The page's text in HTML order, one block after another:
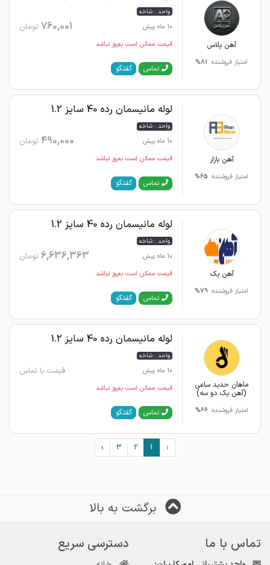
آهن پلاس
امتیاز فروشنده: 81%
واحد : شاخه
10 ماه پیش
760,001 تومان
قیمت ممکن است به‌روز نباشد
تماس گفتگو
آهن بازار
امتیاز فروشنده: 65%
لوله مانیسمان رده 40 سایز 1.2
واحد : شاخه
10 ماه پیش
490,000 تومان
قیمت ممکن است به‌روز نباشد
تماس گفتگو
آهن یک
امتیاز فروشنده: 79%
لوله مانیسمان رده 40 سایز 1.2
واحد : شاخه
10 ماه پیش
6,636,363 تومان
قیمت ممکن است به‌روز نباشد
تماس گفتگو
ماهان حدید ساعی
(آهن یک دو سه)
امتیاز فروشنده:66%
لوله مانیسمان رده 40 سایز 1.2
واحد : شاخه
10 ماه پیش
قیمت با تماس
قیمت ممکن است به‌روز نباشد
تماس گفتگو
‹
1
2
3
›
برگشت به بالا
تماس با ما
دسترسی سریع